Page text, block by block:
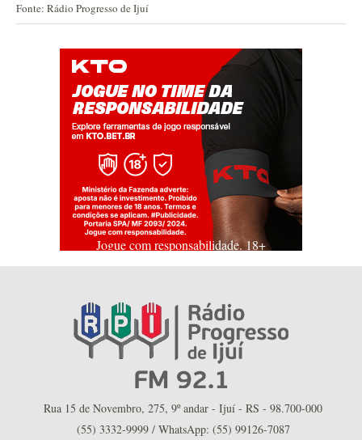
Fonte: Rádio Progresso de Ijuí
Jogue com responsabilidade. 18+
Rua 15 de Novembro, 275, 9º andar - Ijuí - RS - 98.700-000
(55) 3332-9999 / WhatsApp: (55) 99126-7087